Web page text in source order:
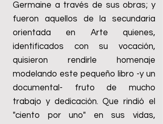
Germaine a través de sus obras; y
fueron aquellos de la secundaria
orientada en Arte quienes,
identificados con su vocación,
quisieron rendirle homenaje
modelando este pequeño libro -y un
documental- fruto de mucho
trabajo y dedicación. Que rindió el
"ciento por uno" en sus vidas,